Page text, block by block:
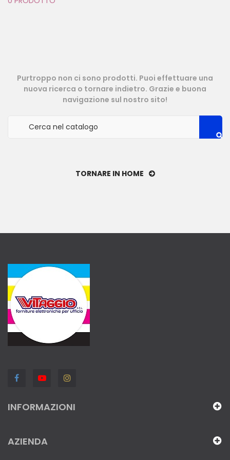
Purtroppo non ci sono prodotti. Puoi effettuare una
nuova ricerca o tornare indietro. Grazie e buona
navigazione sul nostro sito!
TORNARE IN HOME
INFORMAZIONI
AZIENDA